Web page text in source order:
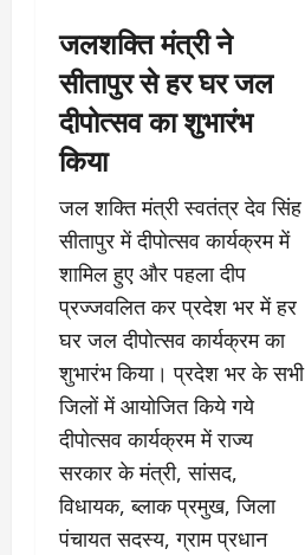
जलशक्ति मंत्री ने
सीतापुर से हर घर जल
दीपोत्सव का शुभारंभ
किया
जल शक्ति मंत्री स्वतंत्र देव सिंह
सीतापुर में दीपोत्सव कार्यक्रम में
शामिल हुए और पहला दीप
प्रज्जवलित कर प्रदेश भर में हर
घर जल दीपोत्सव कार्यक्रम का
शुभारंभ किया। प्रदेश भर के सभी
जिलों में आयोजित किये गये
दीपोत्सव कार्यक्रम में राज्य
सरकार के मंत्री, सांसद,
विधायक, ब्लाक प्रमुख, जिला
पंचायत सदस्य, ग्राम प्रधान